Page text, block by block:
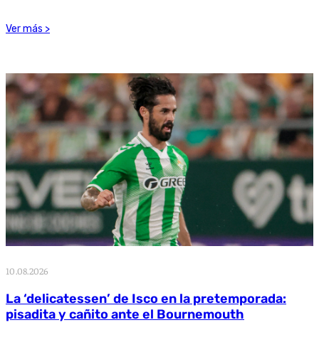
Ver más >
10.08.2026
La ‘delicatessen’ de Isco en la pretemporada:
pisadita y cañito ante el Bournemouth